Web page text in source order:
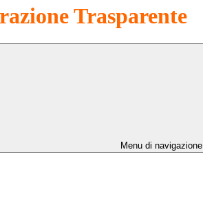
Trasparente
Menu di navigazione